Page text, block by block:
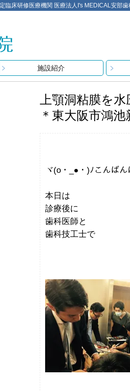
臨床研修医療機関 医療法人I's MEDICAL安部歯
施設紹介
上顎洞粘膜を
＊東大阪市鴻
ヾ(o・_●・)ﾉこんばん
本日は
診療後に
歯科医師と
歯科技工士で